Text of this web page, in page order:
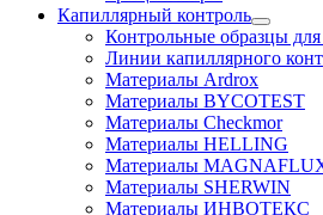
Капиллярный контроль
Контрольные образцы
Линии капиллярного
Материалы Ardrox
Материалы BYCOTEST
Материалы Checkmor
Материалы HELLING
Материалы
Материалы SHERWIN
Материалы ИНВОТЕКС